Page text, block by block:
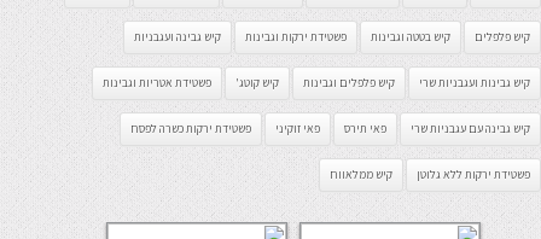
קיש פלפלים קיש בטטה וגבינות פשטידת ירקות וגבינות קיש גבינה ועגבניות
קיש גבינות ועגבניות שרי קיש פלפלים וגבינות קיש קוטג' פשטידת אטריות וגבינות
קיש גבינה עם עגבניות שרי פאי תירס פאי זוקיני פשטידת ירקות כשרה לפסח
פשטידת ירקות ללא גלוטן קיש ממלאווח